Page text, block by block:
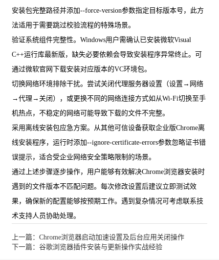
安装包完整路径并添加--force-version参数指定目标版本号，此方
法适用于需要跳过校验流程的特殊场景。
验证系统组件完整性。Windows用户需确认已安装微软Visual
C++运行库最新版，缺失必要依赖会导致安装程序异常终止。可
通过微软官网下载安装对应版本的VC环境包。
切换网络环境排除干扰。尝试关闭代理服务器设置（设置→网络
→代理→关闭），或更换不同的网络连接方式如从Wi-Fi切换至手
机热点，不稳定的网络可能导致下载的文件不完整。
采用离线安装包应急方案。从其他可信设备获取企业版Chrome离
线安装程序，运行时添加--ignore-certificate-errors参数忽略证书错
误提示，适合受企业网络安全策略限制的场景。
通过上述步骤逐步操作，用户能够有效解决Chrome浏览器安装时
遇到的文件版本不匹配问题。每次修改设置后建议立即测试效
果，确保新的配置能够按预期工作。遇到复杂情况可考虑联系技
术支持人员协助处理。
上一篇：Chrome浏览器启动加速设置及后台应用关闭操作
下一篇：谷歌浏览器插件安装与更新操作实战经验